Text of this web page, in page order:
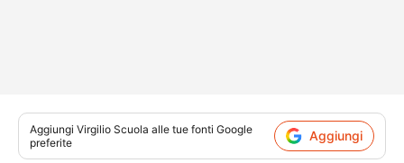
Aggiungi Virgilio Scuola alle tue fonti Google
preferite
Aggiungi